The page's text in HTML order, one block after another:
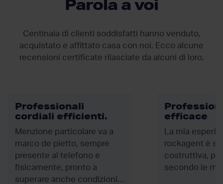
Centinaia di clienti soddisfatti hanno venduto,
acquistato e affittato casa con noi. Ecco alcune
recensioni certificate rilasciate da alcuni di loro.
Professionali
cordiali efficienti.
Menzione particolare va a
marco de pietto, sempre
presente al telefono e
fisicamente, pronto a
superare anche condizioni
efficace
La mia
rockagent è
costruttiva,
secondo le